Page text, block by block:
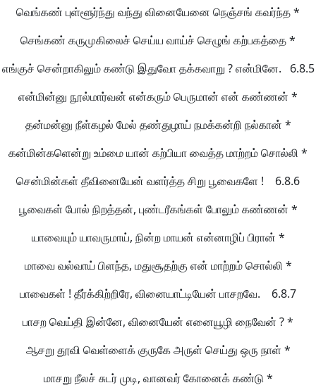
வெங்கண் புள்ளூர்ந்து வந்து வினையேனை நெஞ்சங் கவர்ந்த *
செங்கண் கருமுகிலைச் செய்ய வாய்ச் செழுங் கற்பகத்தை *
எங்குச் சென்றாகிலும் கண்டு இதுவோ தக்கவாறு ? என்மினே. 6.8.5
என்மின்னு நூல்மார்வன் என்கரும் பெருமான் என் கண்ணன் *
தன்மன்னு நீள்கழல் மேல் தண்துழாய் நமக்கன்றி நல்கான் *
கன்மின்களென்று உம்மை யான் கற்பியா வைத்த மாற்றம் சொல்லி *
சென்மின்கள் தீவினையேன் வளர்த்த சிறு பூவைகளே ! 6.8.6
பூவைகள் போல் நிறத்தன், புண்டரீகங்கள் போலும் கண்ணன் *
யாவையும் யாவருமாய், நின்ற மாயன் என்னாழிப் பிரான் *
மாவை வல்வாய் பிளந்த, மதுசூதற்கு என் மாற்றம் சொல்லி *
பாவைகள் ! தீர்க்கிற்றிரே, வினையாட்டியேன் பாசறவே. 6.8.7
பாசற வெய்தி இன்னே, வினையேன் எனையூழி நைவேன் ? *
ஆசறு தூவி வெள்ளைக் குருகே அருள் செய்து ஒரு நாள் *
மாசறு நீலச் சுடர் முடி, வானவர் கோனைக் கண்டு *